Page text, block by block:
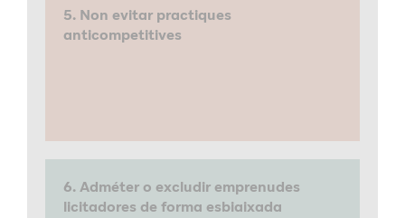
5. Non evitar practiques
anticompetitives
6. Adméter o excludir emprenudes
licitadores de forma esbiaixada